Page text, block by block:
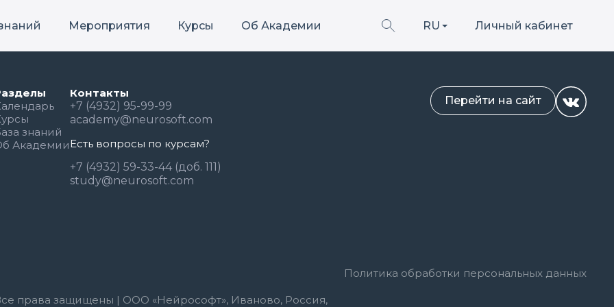
Мероприятия Курсы Об Академии RU Личный кабинет
Контакты
+7 (4932) 95-99-99
academy@neurosoft.com
Есть вопросы по курсам?
+7 (4932) 59-33-44 (доб. 111)
study@neurosoft.com
знаний
Академии
Перейти на сайт
права защищены | ООО «Нейрософт», Иваново, Россия,
Политика обработки персональных данных